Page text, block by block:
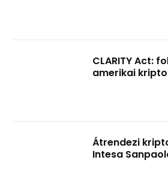
CLARITY Act:
amerikai
Átrendezi
Intesa